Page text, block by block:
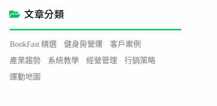
文章分類
BookFast 精選 健身房營運
客戶案例
產業趨勢
系統教學 經營管理
行銷策略
運動地圖